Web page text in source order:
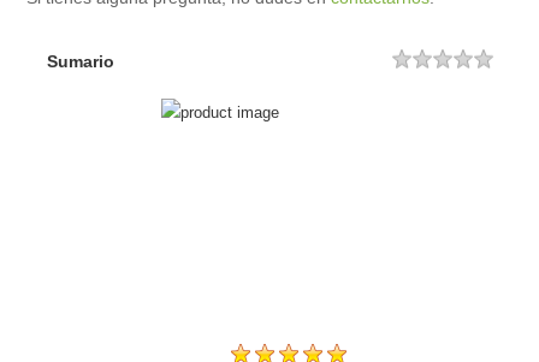
Sumario Rating 1 star
2
3
4
5